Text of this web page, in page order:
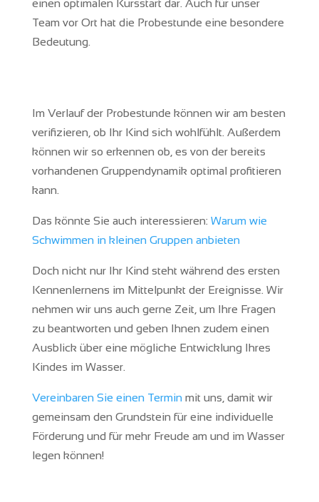
einen optimalen Kursstart dar. Auch für unser
Team vor Ort hat die Probestunde eine besondere
Bedeutung.
Im Verlauf der Probestunde können wir am besten
verifizieren, ob Ihr Kind sich wohlfühlt. Außerdem
können wir so erkennen ob, es von der bereits
vorhandenen Gruppendynamik optimal profitieren
kann.
Das könnte Sie auch interessieren: Warum wie
Schwimmen in kleinen Gruppen anbieten
Doch nicht nur Ihr Kind steht während des ersten
Kennenlernens im Mittelpunkt der Ereignisse. Wir
nehmen wir uns auch gerne Zeit, um Ihre Fragen
zu beantworten und geben Ihnen zudem einen
Ausblick über eine mögliche Entwicklung Ihres
Kindes im Wasser.
Vereinbaren Sie einen Terminmit uns, damit wir
gemeinsam den Grundstein für eine individuelle
Förderung und für mehr Freude am und im Wasser
legen können!